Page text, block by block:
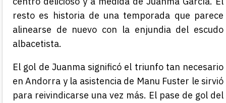
resto es historia de una temporada que parece
alinearse de nuevo con la enjundia del escudo
albacetista.
El gol de Juanma significó el triunfo tan necesario
en Andorra y la asistencia de Manu Fuster le sirvió
para reivindicarse una vez más. El pase de gol del